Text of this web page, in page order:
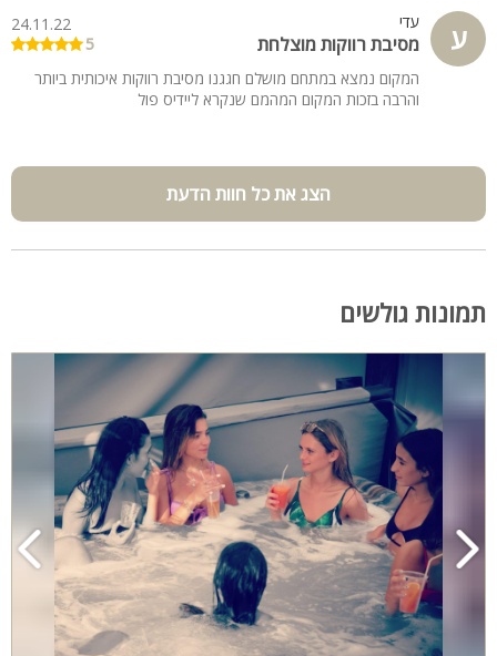
ע עדי
מסיבת רווקות מוצלחת
24.11.22
5
המקום נמצא במתחם מושלם חגגנו מסיבת רווקות איכותית ביותר
והרבה בזכות המקום המהמם שנקרא ליידיס פול
הצג את כל חוות הדעת
תמונות גולשים